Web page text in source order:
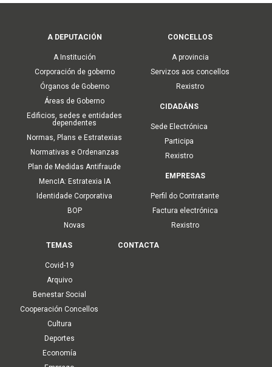
navigation
A DEPUTACIÓN
A Institución
Corporación de goberno
Órganos de Goberno
Áreas de Goberno
Edificios, sedes e entidades
dependentes
Normas, Plans e Estratexias
Normativas e Ordenanzas
Plan de Medidas Antifraude
MencIA: Estratexia IA
Identidade Corporativa
BOP
Novas
CONCELLOS
A provincia
Servizos aos concellos
Rexistro
CIDADÁNS
Sede Electrónica
Participa
Rexistro
EMPRESAS
Perfil do Contratante
Factura electrónica
Rexistro
TEMAS
Covid-19
Arquivo
Benestar Social
Cooperación Concellos
Cultura
Deportes
Economía
CONTACTA